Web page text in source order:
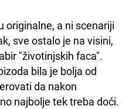
originalne, a ni scenariji
sve ostalo je na visini,
"životinjskih faca".
bila je bolja od
da nakon
najbolje tek treba doći.